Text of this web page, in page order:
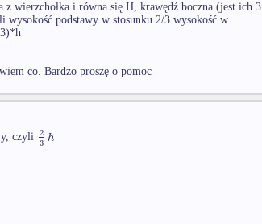
wierzchołka i równa się H, krawędź boczna (jest ich 3
podstawy w stosunku 2/3 wysokość w
co. Bardzo proszę o pomoc
czyli 2
3 h